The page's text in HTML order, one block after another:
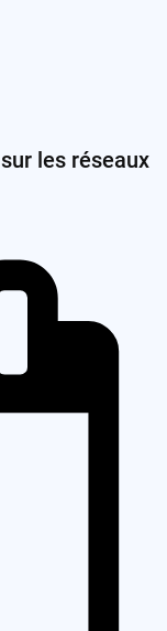
les réseaux